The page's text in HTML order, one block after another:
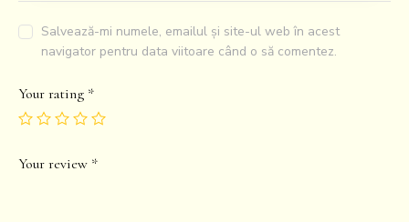
Salvează-mi numele, emailul și site-ul web în acest
navigator pentru data viitoare când o să comentez.
Your rating *
Your review *